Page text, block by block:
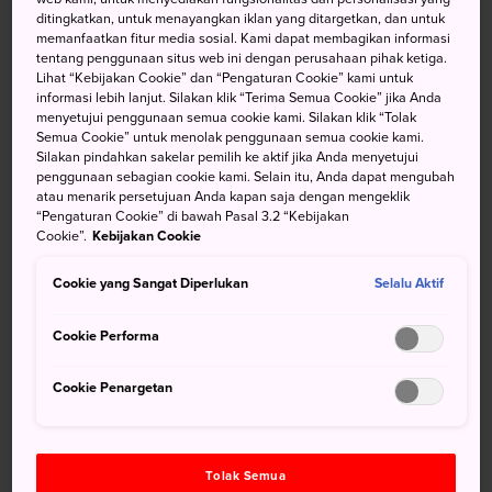
menenangkan lainnya
Tempat Ski di Jepang
Sebagai negara yang dipenuhi pegunungan, Jepang
membanggakan banyak puncak gunung yang ideal untuk
olahraga salju musim dingin. Ke mana pun Anda
bepergian di Jepang, musim dingin menghadirkan banyak
pula banyak penggemar ski dan
snowboarding.
Sebagian besar wisatawan yang berbasis di Tokyo
menikmati ski yang luar biasa dengan akses
adalah tempat populer di antara
Untuk kesegaran butir salju terbaik dan terluas,
ditingkatkan, untuk menayangkan iklan yang ditargetkan, dan untuk
memanfaatkan fitur media sosial. Kami dapat membagikan informasi
tentang penggunaan situs web ini dengan perusahaan pihak ketiga.
Lihat “Kebijakan Cookie” dan “Pengaturan Cookie” kami untuk
informasi lebih lanjut. Silakan klik “Terima Semua Cookie” jika Anda
menyetujui penggunaan semua cookie kami. Silakan klik “Tolak
Semua Cookie” untuk menolak penggunaan semua cookie kami.
Silakan pindahkan sakelar pemilih ke aktif jika Anda menyetujui
penggunaan sebagian cookie kami. Selain itu, Anda dapat mengubah
atau menarik persetujuan Anda kapan saja dengan mengeklik
“Pengaturan Cookie” di bawah Pasal 3.2 “Kebijakan
Cookie”. Kebijakan Cookie
Cookie yang Sangat Diperlukan Selalu Aktif
Cookie Performa
Cookie Penargetan
Tolak Semua